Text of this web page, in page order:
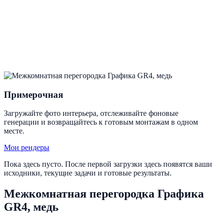
Примерочная
Загружайте фото интерьера, отслеживайте фоновые
генерации и возвращайтесь к готовым монтажам в одном
месте.
Мои рендеры
Пока здесь пусто. После первой загрузки здесь появятся ваши
исходники, текущие задачи и готовые результаты.
Межкомнатная перегородка Графика
GR4, медь